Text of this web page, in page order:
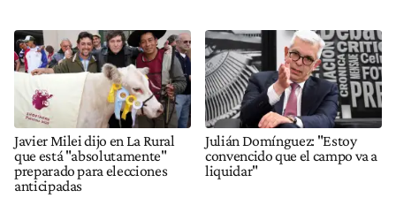
Javier Milei dijo en La Rural
que está "absolutamente"
preparado para elecciones
anticipadas
Julián Domínguez: "Estoy
convencido que el campo va a
liquidar"